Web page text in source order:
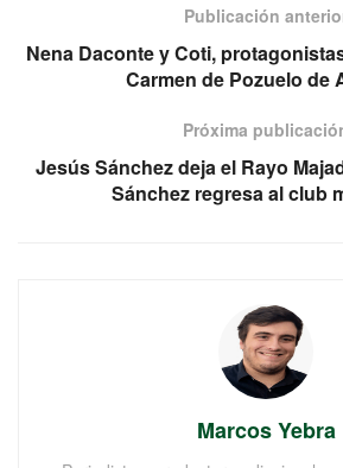
Publicación
Nena Daconte y Coti,
Carmen de Pozuelo de
Próxima
Jesús Sánchez deja el Rayo
Sánchez regresa al club
Marcos Yebra